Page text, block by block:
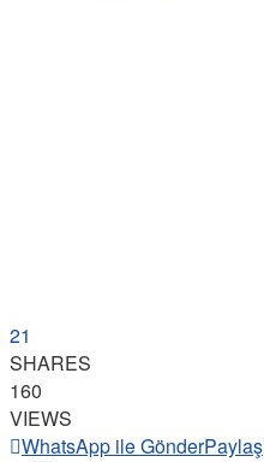
21
SHARES
160
VIEWS
WhatsApp ile GönderPaylaş